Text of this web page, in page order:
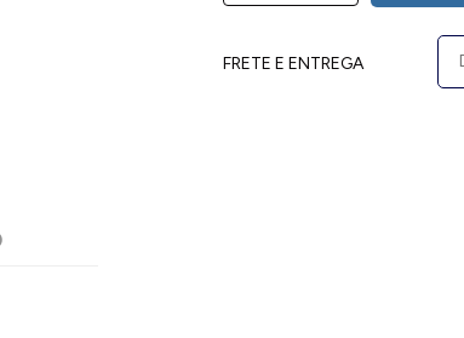
FRETE E ENTREGA